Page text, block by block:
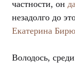
частности, он
незадолго до
Екатерина
Володось,